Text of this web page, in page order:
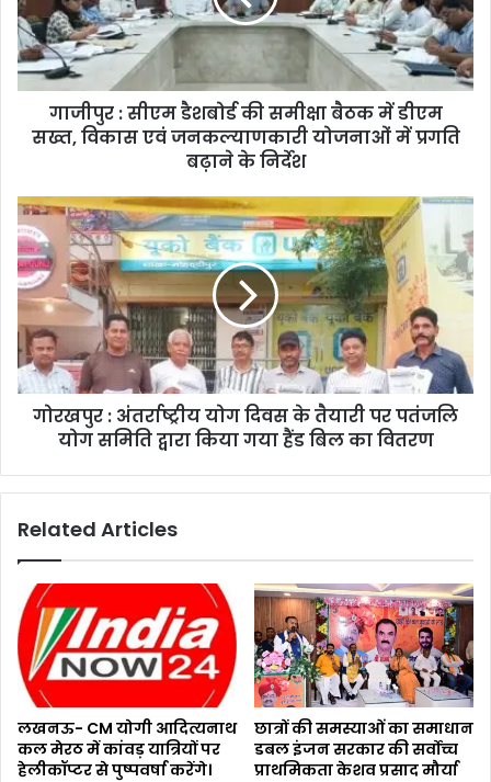
गाजीपुर : सीएम डैशबोर्ड की समीक्षा बैठक में डीएम
सख्त, विकास एवं जनकल्याणकारी योजनाओं में प्रगति
बढ़ाने के निर्देश
गोरखपुर : अंतर्राष्ट्रीय योग दिवस के तैयारी पर पतंजलि
योग समिति द्वारा किया गया हैंड बिल का वितरण
Related Articles
लखनऊ- CM योगी आदित्यनाथ
कल मेरठ में कांवड़ यात्रियों पर
हेलीकॉप्टर से पुष्पवर्षा करेंगे।
छात्रों की समस्याओं का समाधान
डबल इंजन सरकार की सर्वोच्च
प्राथमिकता केशव प्रसाद मौर्या